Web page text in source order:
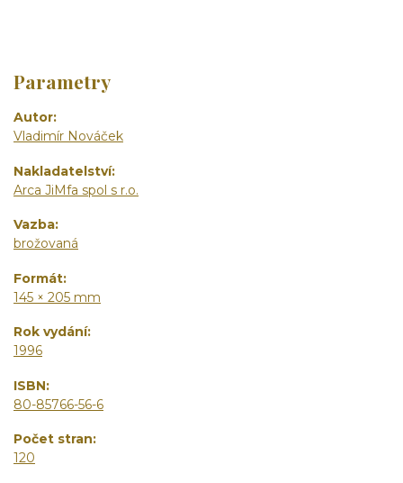
Parametry
Autor
Vladimír Nováček
Nakladatelství
Arca JiMfa spol s r.o.
Vazba
brožovaná
Formát
145 × 205 mm
Rok vydání
1996
ISBN
80-85766-56-6
Počet stran
120